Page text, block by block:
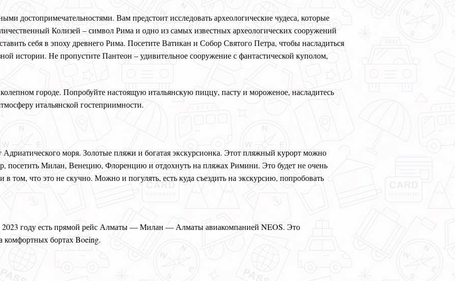
достопримечательностями. Вам предстоит исследовать археологические чудеса, которые
Колизей – символ Рима и одно из самых известных археологических сооружений
себя в эпоху древнего Рима. Посетите Ватикан и Собор Святого Петра, чтобы насладиться
истории. Не пропустите Пантеон – удивительное сооружение с фантастической куполом,
городе. Попробуйте настоящую итальянскую пиццу, пасту и мороженое, насладитесь
итальянской гостеприимности.
моря. Золотые пляжи и богатая экскурсионка. Этот пляжный курорт можно
посетить Милан, Венецию, Флоренцию и отдохнуть на пляжах Римини. Это будет не очень
том, что это не скучно. Можно и погулять, есть куда съездить на экскурсию, попробовать
2023 году есть прямой рейс Алматы — Милан — Алматы авиакомпанией NEOS. Это
комфортных бортах Boeing.